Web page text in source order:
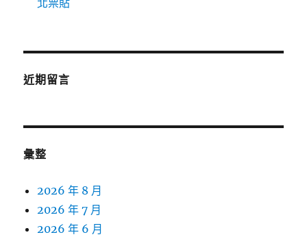
北票貼
近期留言
彙整
2026 年 8 月
2026 年 7 月
2026 年 6 月